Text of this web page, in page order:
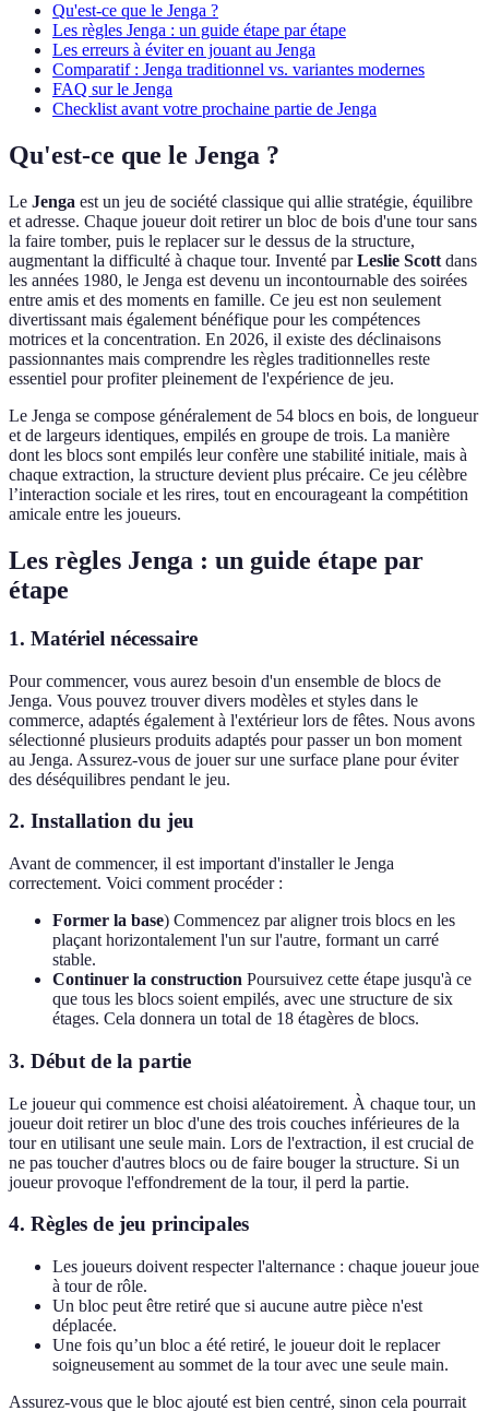
Qu'est-ce que le Jenga ?
Les règles Jenga : un guide étape par étape
Les erreurs à éviter en jouant au Jenga
Comparatif : Jenga traditionnel vs. variantes modernes
FAQ sur le Jenga
Checklist avant votre prochaine partie de Jenga
Qu'est-ce que le Jenga ?
Le Jenga est un jeu de société classique qui allie stratégie, équilibre
et adresse. Chaque joueur doit retirer un bloc de bois d'une tour sans
la faire tomber, puis le replacer sur le dessus de la structure,
augmentant la difficulté à chaque tour. Inventé parLeslie Scott dans
les années 1980, le Jenga est devenu un incontournable des soirées
entre amis et des moments en famille. Ce jeu est non seulement
divertissant mais également bénéfique pour les compétences
motrices et la concentration. En 2026, il existe des déclinaisons
passionnantes mais comprendre les règles traditionnelles reste
essentiel pour profiter pleinement de l'expérience de jeu.
Le Jenga se compose généralement de 54 blocs en bois, de longueur
et de largeurs identiques, empilés en groupe de trois. La manière
dont les blocs sont empilés leur confère une stabilité initiale, mais à
chaque extraction, la structure devient plus précaire. Ce jeu célèbre
l’interaction sociale et les rires, tout en encourageant la compétition
amicale entre les joueurs.
Les règles Jenga : un guide étape par
étape
1. Matériel nécessaire
Pour commencer, vous aurez besoin d'un ensemble de blocs de
Jenga. Vous pouvez trouver divers modèles et styles dans le
commerce, adaptés également à l'extérieur lors de fêtes. Nous avons
sélectionné plusieurs produits adaptés pour passer un bon moment
au Jenga. Assurez-vous de jouer sur une surface plane pour éviter
des déséquilibres pendant le jeu.
2. Installation du jeu
Avant de commencer, il est important d'installer le Jenga
correctement. Voici comment procéder :
Former la base) Commencez par aligner trois blocs en les
plaçant horizontalement l'un sur l'autre, formant un carré
stable.
Continuer la construction Poursuivez cette étape jusqu'à ce
que tous les blocs soient empilés, avec une structure de six
étages. Cela donnera un total de 18 étagères de blocs.
3. Début de la partie
Le joueur qui commence est choisi aléatoirement. À chaque tour, un
joueur doit retirer un bloc d'une des trois couches inférieures de la
tour en utilisant une seule main. Lors de l'extraction, il est crucial de
ne pas toucher d'autres blocs ou de faire bouger la structure. Si un
joueur provoque l'effondrement de la tour, il perd la partie.
4. Règles de jeu principales
Les joueurs doivent respecter l'alternance : chaque joueur joue
à tour de rôle.
Un bloc peut être retiré que si aucune autre pièce n'est
déplacée.
Une fois qu’un bloc a été retiré, le joueur doit le replacer
soigneusement au sommet de la tour avec une seule main.
Assurez-vous que le bloc ajouté est bien centré, sinon cela pourrait